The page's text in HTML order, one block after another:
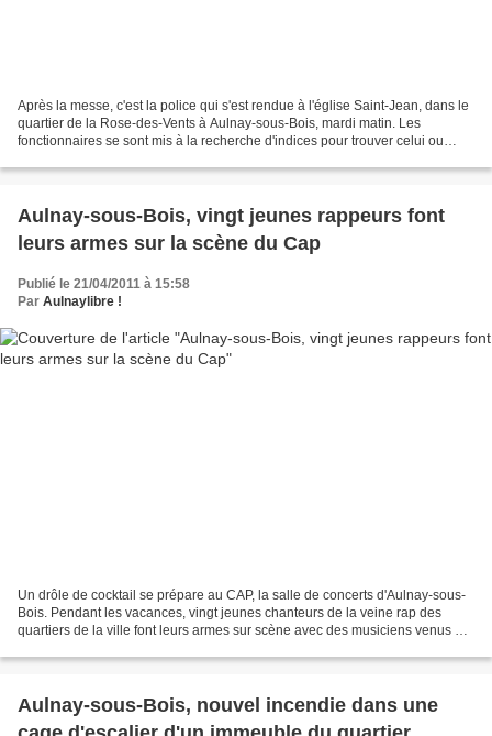
Après la messe, c'est la police qui s'est rendue à l'église Saint-Jean, dans le
quartier de la Rose-des-Vents à Aulnay-sous-Bois, mardi matin. Les
fonctionnaires se sont mis à la recherche d'indices pour trouver celui ou
Aulnay-sous-Bois, vingt jeunes rappeurs font
leurs armes sur la scène du Cap
Publié le 21/04/2011 à 15:58
Par Aulnaylibre !
Un drôle de cocktail se prépare au CAP, la salle de concerts d'Aulnay-sous-
Bois. Pendant les vacances, vingt jeunes chanteurs de la veine rap des
quartiers de la ville font leurs armes sur scène avec des musiciens venus du
Aulnay-sous-Bois, nouvel incendie dans une